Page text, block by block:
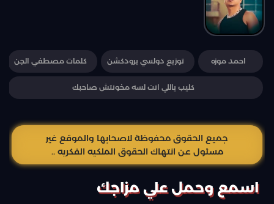
احمد موزه توزيع دولسي برودكشن كلمات مصطفي الجن
كليب ياللي انت لسه مخونتش صاحبك
جميع الحقوق محفوظة لاصحابها والموقع غير
مسئول عن انتهاك الحقوق الملكيه الفكريه ..
اسمع وحمل علي مزاجك